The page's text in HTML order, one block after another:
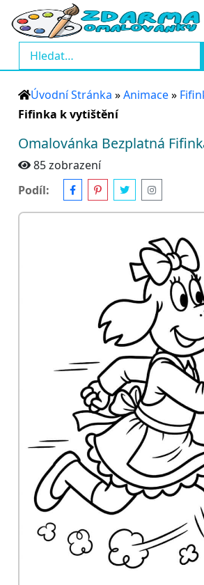
Úvodní Stránka »Animace»
Fifinka k vytištění
Omalovánka Bezplatná
85 zobrazení
Podíl: